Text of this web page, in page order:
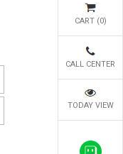
CART (0)
CALL CENTER
TODAY VIEW